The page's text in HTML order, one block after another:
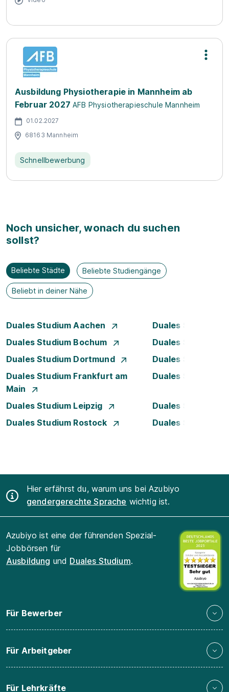
Ausbildung Physiotherapie in Mannheim ab
Februar 2027 AFB Physiotherapieschule Mannheim
01.02.2027
68163 Mannheim
Schnellbewerbung
Noch unsicher, wonach du suchen
sollst?
Beliebte Städte Beliebte Studiengänge
Beliebt in deiner Nähe
Duales Studium Aachen
Duales Studium
Duales Studium Bochum
Duales Studium
Duales Studium Dortmund
Duales Studium
Duales Studium Frankfurt am
Main
Duales Studium
Duales Studium Leipzig
Duales Studium
Duales Studium Rostock
Duales Studium
Hier erfährst du, warum uns bei Azubiyo
gendergerechte Sprache wichtig ist.
Azubiyo ist eine der führenden Spezial-
Jobbörsen für
Ausbildung und Duales Studium.
Für Bewerber
Für Arbeitgeber
Für Lehrkräfte